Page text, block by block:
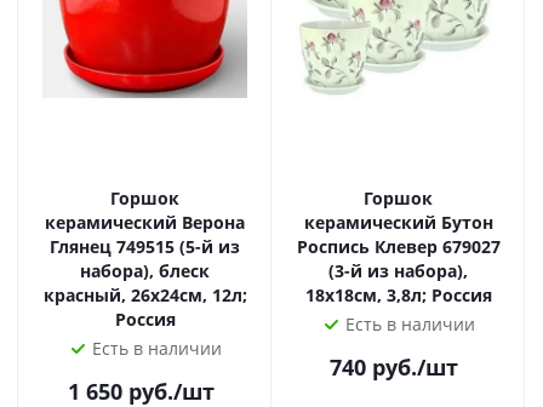
Горшок
керамический Верона
Глянец 749515 (5-й из
набора), блеск
красный, 26х24см, 12л;
Россия
Есть в наличии
1 650руб./шт
Горшок
керамический Бутон
Роспись Клевер 679027
(3-й из набора),
18х18см, 3,8л; Россия
Есть в наличии
740 руб./шт